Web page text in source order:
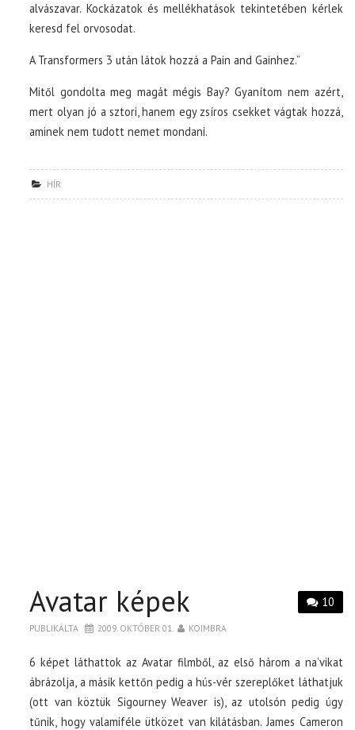
alvászavar. Kockázatok és mellékhatások tekintetében kérlek
keresd fel orvosodat.
A Transformers 3 után látok hozzá a Pain and Gainhez.”
Mitől gondolta meg magát mégis Bay? Gyanítom nem azért,
mert olyan jó a sztori, hanem egy zsíros csekket vágtak hozzá,
aminek nem tudott nemet mondani.
HÍR
10
Avatar képek
PUBLIKÁLTA 2009. OKTÓBER 01. KOIMBRA
6 képet láthattok az Avatar filmből, az első három a na’vikat
ábrázolja, a másik kettőn pedig a hús-vér szereplőket láthatjuk
(ott van köztük Sigourney Weaver is), az utolsón pedig úgy
tűnik, hogy valamiféle ütközet van kilátásban. James Cameron